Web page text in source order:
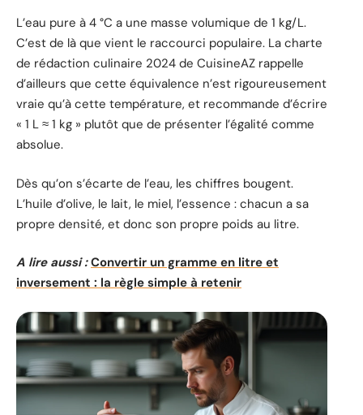
L’eau pure à 4 °C a une masse volumique de 1 kg/L.
C’est de là que vient le raccourci populaire. La charte
de rédaction culinaire 2024 de CuisineAZ rappelle
d’ailleurs que cette équivalence n’est rigoureusement
vraie qu’à cette température, et recommande d’écrire
« 1 L ≈ 1 kg » plutôt que de présenter l’égalité comme
absolue.
Dès qu’on s’écarte de l’eau, les chiffres bougent.
L’huile d’olive, le lait, le miel, l’essence : chacun a sa
propre densité, et donc son propre poids au litre.
A lire aussi : Convertir un gramme en litre et
inversement : la règle simple à retenir